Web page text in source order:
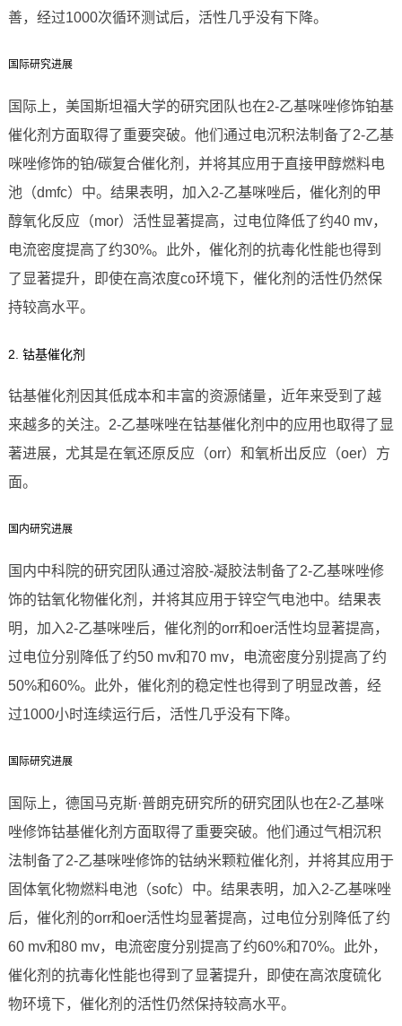
善，经过1000次循环测试后，活性几乎没有下降。
国际研究进展
国际上，美国斯坦福大学的研究团队也在2-乙基咪唑修饰铂基
催化剂方面取得了重要突破。他们通过电沉积法制备了2-乙基
咪唑修饰的铂/碳复合催化剂，并将其应用于直接甲醇燃料电
池（dmfc）中。结果表明，加入2-乙基咪唑后，催化剂的甲
醇氧化反应（mor）活性显著提高，过电位降低了约40 mv，
电流密度提高了约30%。此外，催化剂的抗毒化性能也得到
了显著提升，即使在高浓度co环境下，催化剂的活性仍然保
持较高水平。
2. 钴基催化剂
钴基催化剂因其低成本和丰富的资源储量，近年来受到了越
来越多的关注。2-乙基咪唑在钴基催化剂中的应用也取得了显
著进展，尤其是在氧还原反应（orr）和氧析出反应（oer）方
面。
国内研究进展
国内中科院的研究团队通过溶胶-凝胶法制备了2-乙基咪唑修
饰的钴氧化物催化剂，并将其应用于锌空气电池中。结果表
明，加入2-乙基咪唑后，催化剂的orr和oer活性均显著提高，
过电位分别降低了约50 mv和70 mv，电流密度分别提高了约
50%和60%。此外，催化剂的稳定性也得到了明显改善，经
过1000小时连续运行后，活性几乎没有下降。
国际研究进展
国际上，德国马克斯·普朗克研究所的研究团队也在2-乙基咪
唑修饰钴基催化剂方面取得了重要突破。他们通过气相沉积
法制备了2-乙基咪唑修饰的钴纳米颗粒催化剂，并将其应用于
固体氧化物燃料电池（sofc）中。结果表明，加入2-乙基咪唑
后，催化剂的orr和oer活性均显著提高，过电位分别降低了约
60 mv和80 mv，电流密度分别提高了约60%和70%。此外，
催化剂的抗毒化性能也得到了显著提升，即使在高浓度硫化
物环境下，催化剂的活性仍然保持较高水平。